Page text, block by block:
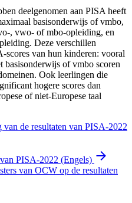
deelgenomen aan PISA heeft
basisonderwijs of vmbo,
, vwo- of mbo-opleiding, en
Deze verschillen
scores van hun kinderen: vooral
basisonderwijs of vmbo scoren
Ook leerlingen die
hogere scores dan
of niet-Europese taal
van de resultaten van PISA-2022
PISA-2022 (Engels)
van OCW op de resultaten